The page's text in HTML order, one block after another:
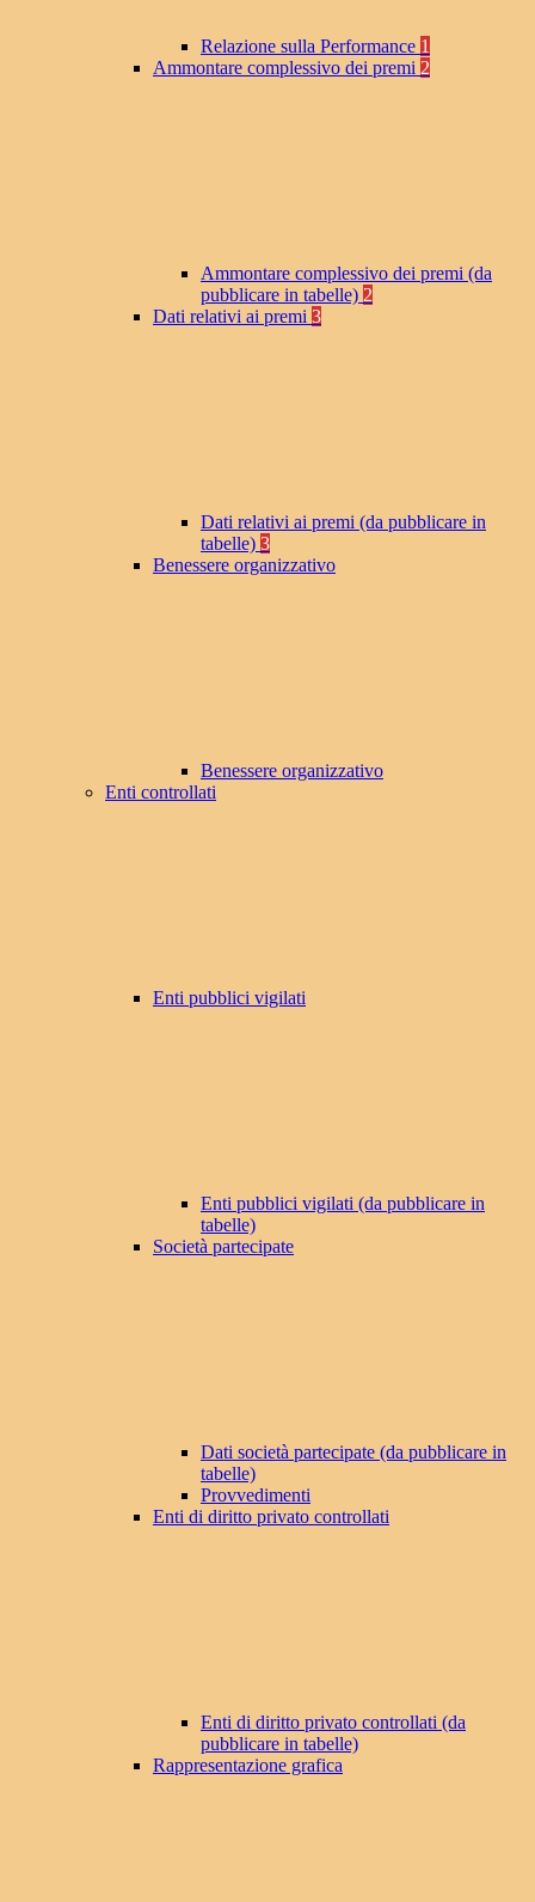
Relazione sulla Performance 1
Ammontare complessivo dei premi 2
Ammontare complessivo dei premi (da
pubblicare in tabelle) 2
Dati relativi ai premi 3
Dati relativi ai premi (da pubblicare in
tabelle) 3
Benessere organizzativo
Benessere organizzativo
Enti controllati
Enti pubblici vigilati
Enti pubblici vigilati (da pubblicare in
tabelle)
Società partecipate
Dati società partecipate (da pubblicare in
tabelle)
Provvedimenti
Enti di diritto privato controllati
Enti di diritto privato controllati (da
pubblicare in tabelle)
Rappresentazione grafica